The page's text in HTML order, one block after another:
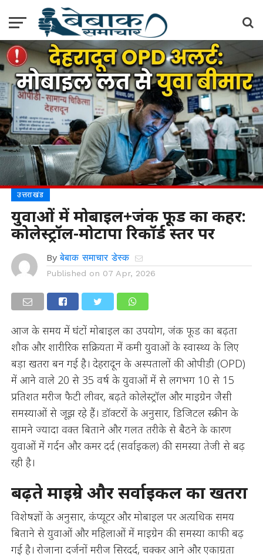
उत्तराखंड
युवाओं में मोबाइल+जंक फूड का कहर:
कोलेस्ट्रॉल-मोटापा रिकॉर्ड स्तर पर
By बेबाक समाचार डेस्क
Published on 07 Apr, 2026
आज के समय में घंटों मोबाइल का उपयोग, जंक फूड का बढ़ता
शौक और शारीरिक सक्रियता में कमी युवाओं के स्वास्थ्य के लिए
बड़ा खतरा बन गई है। देहरादून के अस्पतालों की ओपीडी (OPD)
में आने वाले 20 से 35 वर्ष के युवाओं में से लगभग 10 से 15
प्रतिशत मरीज फैटी लीवर, बढ़ते कोलेस्ट्रॉल और माइग्रेन जैसी
समस्याओं से जूझ रहे हैं। डॉक्टरों के अनुसार, डिजिटल स्क्रीन के
सामने ज्यादा वक्त बिताने और गलत तरीके से बैठने के कारण
युवाओं में गर्दन और कमर दर्द (सर्वाइकल) की समस्या तेजी से बढ़
रही है।
बढ़ते माइग्रेन और सर्वाइकल का खतरा
विशेषज्ञों के अनुसार, कंप्यूटर और मोबाइल पर अत्यधिक समय
बिताने से युवाओं और महिलाओं में माइग्रेन की समस्या काफी बढ़
गई है। रोजाना दर्जनों मरीज सिरदर्द, चक्कर आने और एकाग्रता